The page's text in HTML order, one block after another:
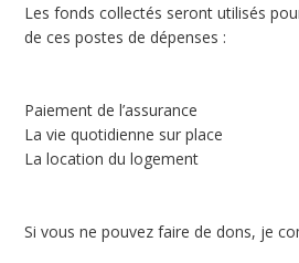
Les fonds collectés seront utilisés
de ces postes de dépenses :
Paiement de l’assurance
La vie quotidienne sur place
La location du logement
Si vous ne pouvez faire de dons, je